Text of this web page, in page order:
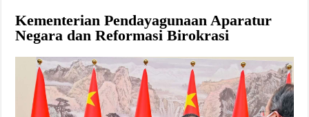
Kementerian Pendayagunaan Aparatur
Negara dan Reformasi Birokrasi